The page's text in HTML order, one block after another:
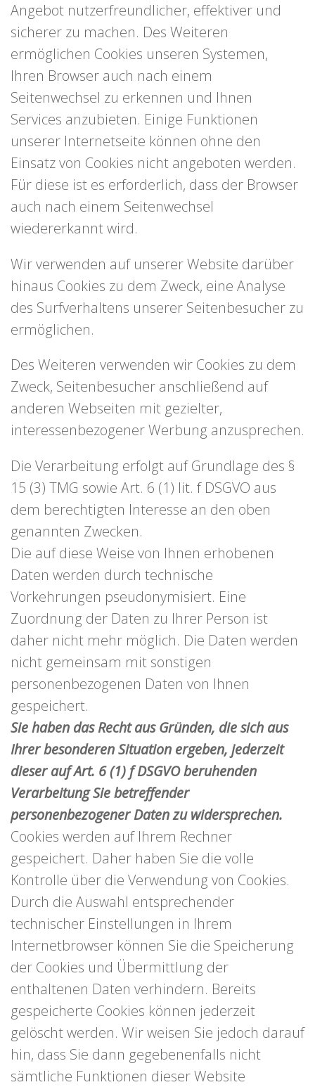
Angebot nutzerfreundlicher, effektiver und
sicherer zu machen. Des Weiteren
ermöglichen Cookies unseren Systemen,
Ihren Browser auch nach einem
Seitenwechsel zu erkennen und Ihnen
Services anzubieten. Einige Funktionen
unserer Internetseite können ohne den
Einsatz von Cookies nicht angeboten werden.
Für diese ist es erforderlich, dass der Browser
auch nach einem Seitenwechsel
wiedererkannt wird.
Wir verwenden auf unserer Website darüber
hinaus Cookies zu dem Zweck, eine Analyse
des Surfverhaltens unserer Seitenbesucher zu
ermöglichen.
Des Weiteren verwenden wir Cookies zu dem
Zweck, Seitenbesucher anschließend auf
anderen Webseiten mit gezielter,
interessenbezogener Werbung anzusprechen.
Die Verarbeitung erfolgt auf Grundlage des §
15 (3) TMG sowie Art. 6 (1) lit. f DSGVO aus
dem berechtigten Interesse an den oben
genannten Zwecken.
Die auf diese Weise von Ihnen erhobenen
Daten werden durch technische
Vorkehrungen pseudonymisiert. Eine
Zuordnung der Daten zu Ihrer Person ist
daher nicht mehr möglich. Die Daten werden
nicht gemeinsam mit sonstigen
personenbezogenen Daten von Ihnen
gespeichert.
Sie haben das Recht aus Gründen, die sich aus
Ihrer besonderen Situation ergeben, jederzeit
dieser auf Art. 6 (1) f DSGVO beruhenden
Verarbeitung Sie betreffender
personenbezogener Daten zu widersprechen.
Cookies werden auf Ihrem Rechner
gespeichert. Daher haben Sie die volle
Kontrolle über die Verwendung von Cookies.
Durch die Auswahl entsprechender
technischer Einstellungen in Ihrem
Internetbrowser können Sie die Speicherung
der Cookies und Übermittlung der
enthaltenen Daten verhindern. Bereits
gespeicherte Cookies können jederzeit
gelöscht werden. Wir weisen Sie jedoch darauf
hin, dass Sie dann gegebenenfalls nicht
sämtliche Funktionen dieser Website